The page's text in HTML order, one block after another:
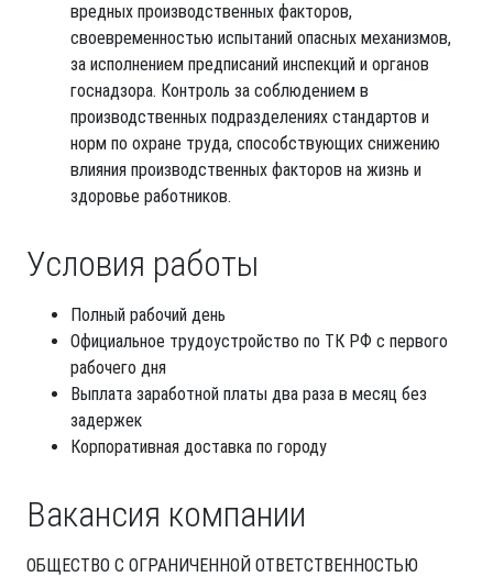
вредных производственных факторов,
своевременностью испытаний опасных механизмов,
за исполнением предписаний инспекций и органов
госнадзора. Контроль за соблюдением в
производственных подразделениях стандартов и
норм по охране труда, способствующих снижению
влияния производственных факторов на жизнь и
здоровье работников.
Условия работы
Полный рабочий день
Официальное трудоустройство по ТК РФ с первого
рабочего дня
Выплата заработной платы два раза в месяц без
задержек
Корпоративная доставка по городу
Вакансия компании
ОБЩЕСТВО С ОГРАНИЧЕННОЙ ОТВЕТСТВЕННОСТЬЮ